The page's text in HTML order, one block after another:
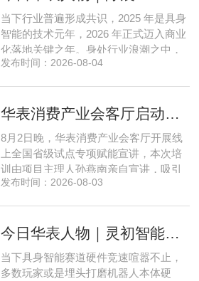
布局中，自然流畅的全模态
当下行业普遍形成共识，2025 年是具身
智能的技术元年，2026 年正式迈入商业
化落地关键之年。身处行业浪潮之中，
享刻智能创始人、CEO 陈震表示，当前
长久，这也是享刻智能自创立之初便坚
创始人、CEO 陈震纵观当前具
发布时间：2026-08-04
8月2日晚，华表消费产业会客厅开展线
上全国省级试点专项赋能宣讲，本次培
训由项目主理人孙燕南亲自宣讲，吸引
了来自贵州、河北、北京、天津、常
间盘活、私域变现、稳现金流搭建、试
现状，深度剖析行业双重发展困境
发布时间：2026-08-03
今日华表人物｜灵初智能CEO王启斌：押注千万级数据解锁具身智能质变
当下具身智能赛道硬件竞速喧嚣不止，
多数玩家或是埋头打磨机器人本体硬